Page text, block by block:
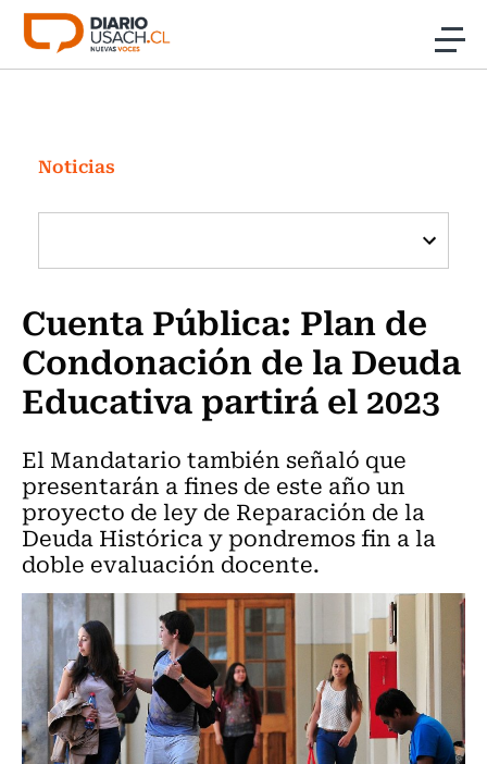
Click acá para ir directamente al contenido
Investigación
Cultura
Programas Radio y TV Usach
Noticias
Cuenta Pública: Plan de
Condonación de la Deuda
Educativa partirá el 2023
El Mandatario también señaló que
presentarán a fines de este año un
proyecto de ley de Reparación de la
Deuda Histórica y pondremos fin a la
doble evaluación docente.